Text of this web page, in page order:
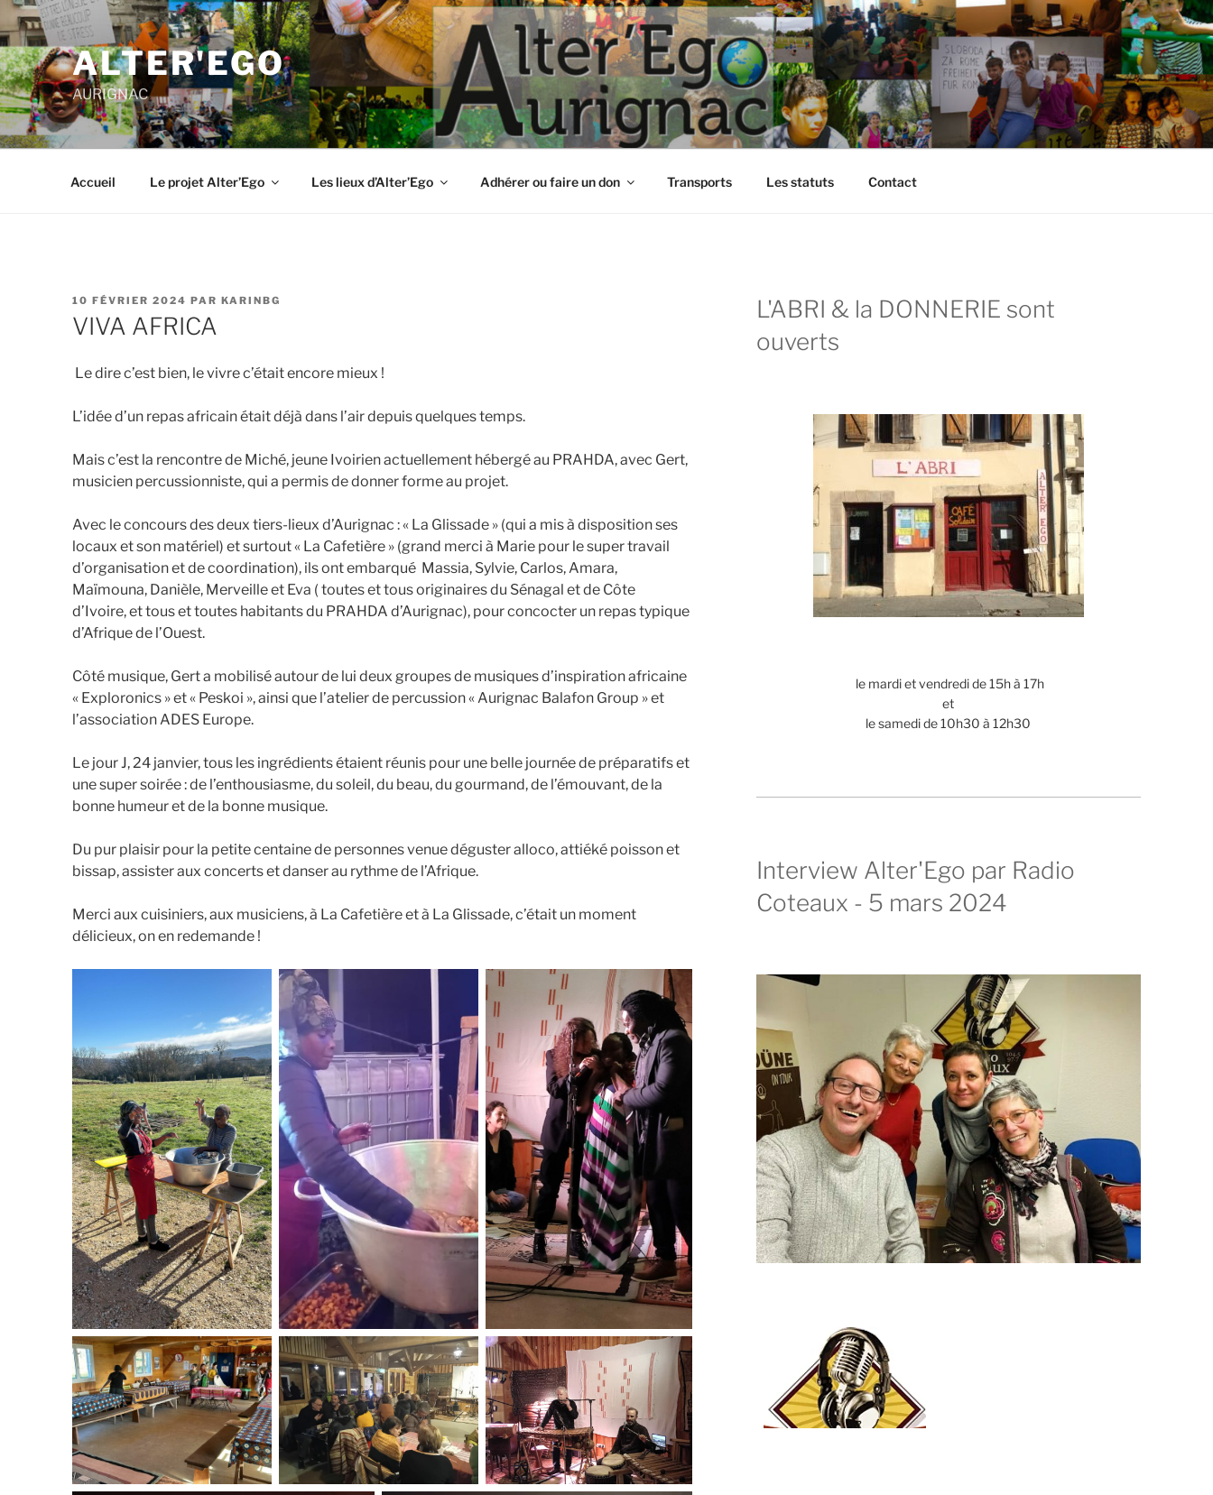
ALTER'EGO
AURIGNAC
Accueil Le projet Alter’Ego Les lieux d’Alter’Ego Adhérer ou faire un don Transports Les statuts Contact
10 FÉVRIER 2024 PAR KARINBG
VIVA AFRICA
Le dire c’est bien, le vivre c’était encore mieux !
L’idée d’un repas africain était déjà dans l’air depuis quelques temps.
Mais c’est la rencontre de Miché, jeune Ivoirien actuellement hébergé au PRAHDA, avec Gert,
musicien percussionniste, qui a permis de donner forme au projet.
Avec le concours des deux tiers-lieux d’Aurignac : « La Glissade » (qui a mis à disposition ses
locaux et son matériel) et surtout « La Cafetière » (grand merci à Marie pour le super travail
d’organisation et de coordination), ils ont embarqué Massia, Sylvie, Carlos, Amara,
Maïmouna, Danièle, Merveille et Eva ( toutes et tous originaires du Sénagal et de Côte
d’Ivoire, et tous et toutes habitants du PRAHDA d’Aurignac), pour concocter un repas typique
d’Afrique de l’Ouest.
Côté musique, Gert a mobilisé autour de lui deux groupes de musiques d’inspiration africaine
« Exploronics » et « Peskoi », ainsi que l’atelier de percussion « Aurignac Balafon Group » et
l’association ADES Europe.
Le jour J, 24 janvier, tous les ingrédients étaient réunis pour une belle journée de préparatifs et
une super soirée : de l’enthousiasme, du soleil, du beau, du gourmand, de l’émouvant, de la
bonne humeur et de la bonne musique.
Du pur plaisir pour la petite centaine de personnes venue déguster alloco, attiéké poisson et
bissap, assister aux concerts et danser au rythme de l’Afrique.
Merci aux cuisiniers, aux musiciens, à La Cafetière et à La Glissade, c’était un moment
délicieux, on en redemande !
L'ABRI & la DONNERIE sont
ouverts
le mardi et vendredi de 15h à 17h
et
le samedi de 10h30 à 12h30
Interview Alter'Ego par Radio
Coteaux - 5 mars 2024